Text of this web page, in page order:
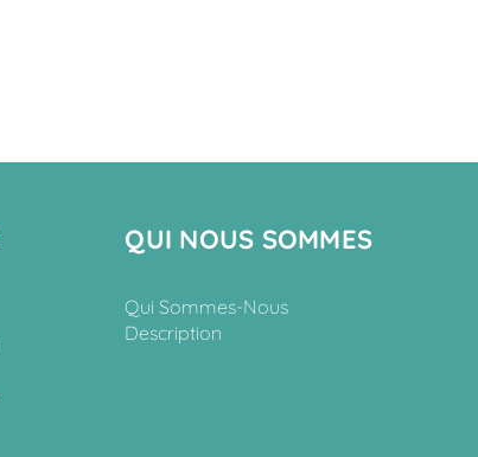
QUI NOUS SOMMES
Qui Sommes-Nous
Description